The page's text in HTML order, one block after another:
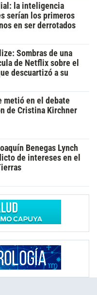
la inteligencia
serían los primeros
en ser derrotados
Sombras de una
de Netflix sobre el
descuartizó a su
metió en el debate
de Cristina Kirchner
Benegas Lynch
de intereses en el